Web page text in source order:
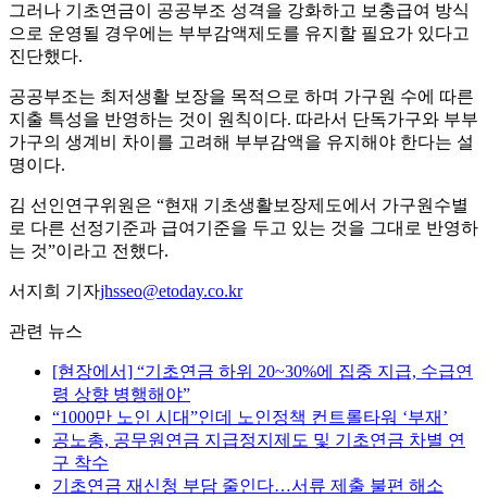
그러나 기초연금이 공공부조 성격을 강화하고 보충급여 방식
으로 운영될 경우에는 부부감액제도를 유지할 필요가 있다고
진단했다.
공공부조는 최저생활 보장을 목적으로 하며 가구원 수에 따른
지출 특성을 반영하는 것이 원칙이다. 따라서 단독가구와 부부
가구의 생계비 차이를 고려해 부부감액을 유지해야 한다는 설
명이다.
김 선인연구위원은 “현재 기초생활보장제도에서 가구원수별
로 다른 선정기준과 급여기준을 두고 있는 것을 그대로 반영하
는 것”이라고 전했다.
서지희 기자jhsseo@etoday.co.kr
관련 뉴스
[현장에서] “기초연금 하위 20~30%에 집중 지급, 수급연
령 상향 병행해야”
“1000만 노인 시대”인데 노인정책 컨트롤타워 ‘부재’
공노총, 공무원연금 지급정지제도 및 기초연금 차별 연
구 착수
기초연금 재신청 부담 줄인다…서류 제출 불편 해소